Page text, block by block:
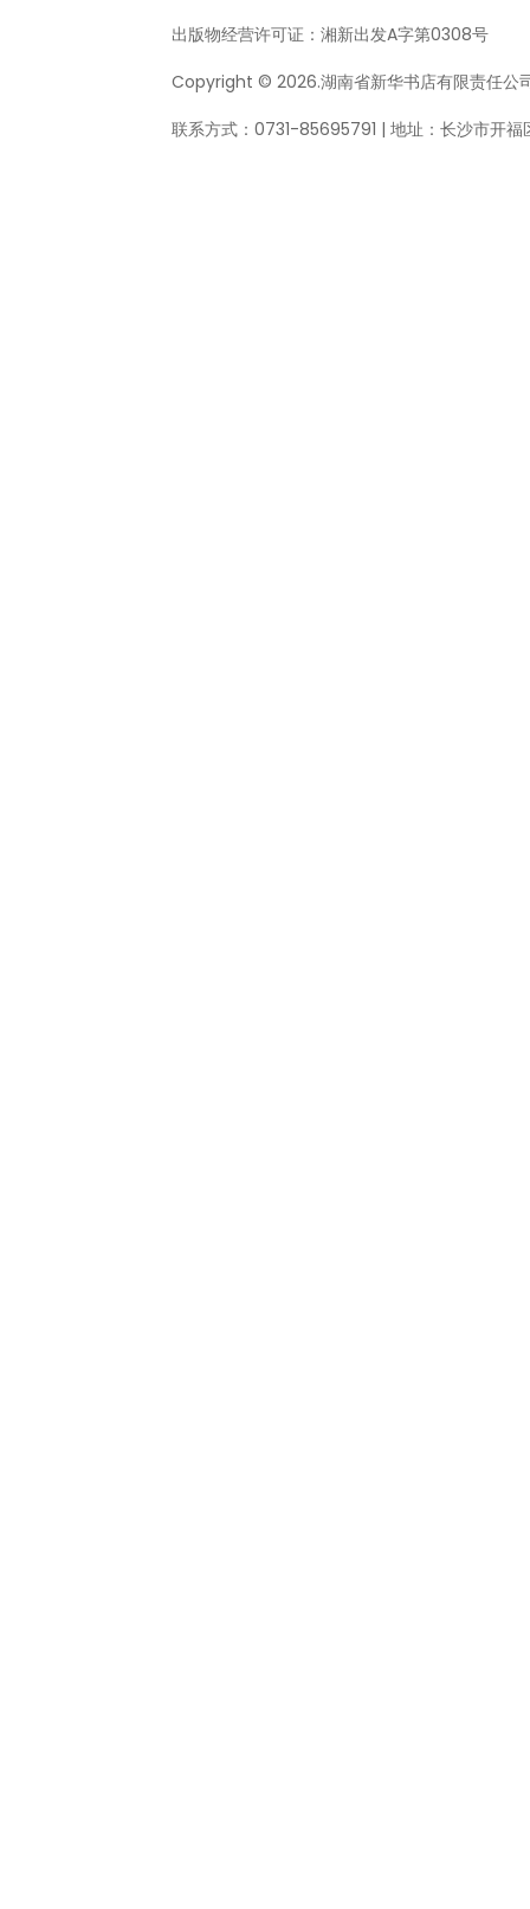
出版物经营许可证： 湘新出发A字第0308号
Copyright © 2026.湖南省新华书店有限责任公
联系方式：0731-85695791 | 地址：长沙市开